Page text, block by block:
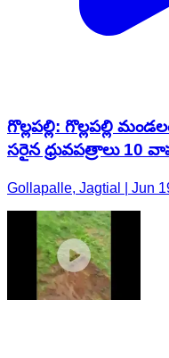
గొల్లపల్లి: గొల్లపల్లి
సరైన ధ్రువపత్రాలు 10
Gollapalle, Jagtial | Jun